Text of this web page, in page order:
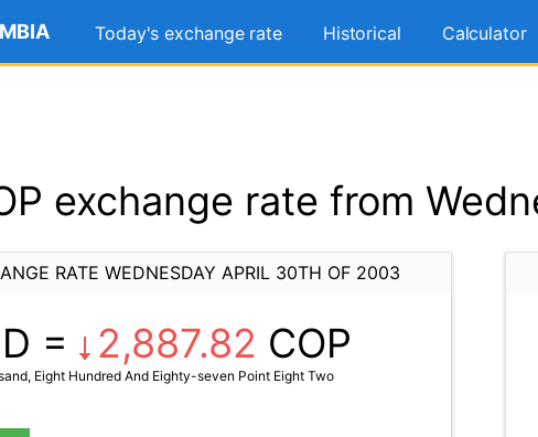
Today's exchange rate Historical Calculator
exchange rate from
RATE WEDNESDAY APRIL 30TH OF 2003
= 2,887.82 COP
Eight Hundred And Eighty-seven Point Eight Two